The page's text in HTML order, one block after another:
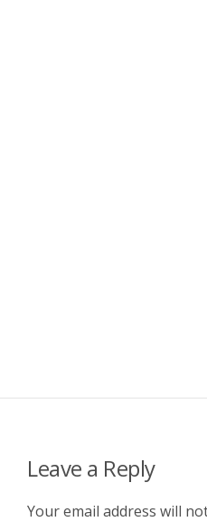
Leave a Reply
Your email address will